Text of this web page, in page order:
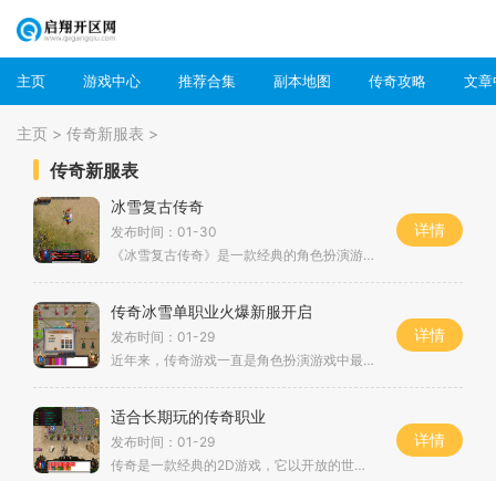
主页 游戏中心 推荐合集 副本地图 传奇攻略 文章
主页 > 传奇新服表 >
传奇新服表
冰雪复古传奇
发布时间：01-30
《冰雪复古传奇》是一款经典的角色扮演游戏，游戏以北欧神话为背景，拥有精美的画面和丰富的剧情。玩家可以选择不同的职业，与其他玩家组队冒险，体验刺激的战斗和独特的游戏
详情
传奇冰雪单职业火爆新服开启
发布时间：01-29
近年来，传奇游戏一直是角色扮演游戏中最受欢迎的经典之一。作为一款2D游戏，传奇以其丰富的玩法、万人在线和玩家互动的特点而广受玩家喜爱。一款名为“传奇冰雪单职业”的全新
详情
适合长期玩的传奇职业
发布时间：01-29
传奇是一款经典的2D游戏，它以开放的世界观、丰富的角色扮演、万人在线的玩法和玩家互动为特点，吸引了众多玩家的喜爱。在传奇中，你可以选择各种职业扮演不同的角色，体验刺激
详情